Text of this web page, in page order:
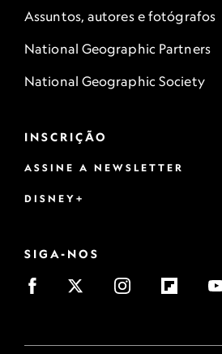
Assuntos, autores e fotógrafos
National Geographic Partners
National Geographic Society
INSCRIÇÃO
ASSINE A NEWSLETTER
DISNEY+
SIGA-NOS